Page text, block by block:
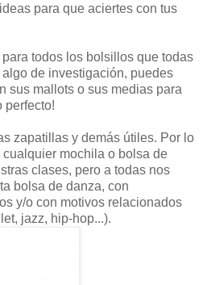
para que aciertes con tus
todos los bolsillos que todas
de investigación, puedes
sus mallots o sus medias para
perfecto!
zapatillas y demás útiles. Por lo
mochila o bolsa de
clases, pero a todas nos
bolsa de danza, con
y/o con motivos relacionados
jazz, hip-hop...).